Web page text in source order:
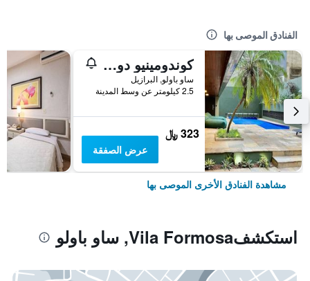
الفنادق الموصى بها
كوندومينيو دو إديفيشيو ذا بارك هول
ساو باولو, البرازيل
2.5 كيلومتر عن وسط المدينة
323 ﷼
عرض الصفقة
مشاهدة الفنادق الأخرى الموصى بها
استكشفVila Formosa, ساو باولو